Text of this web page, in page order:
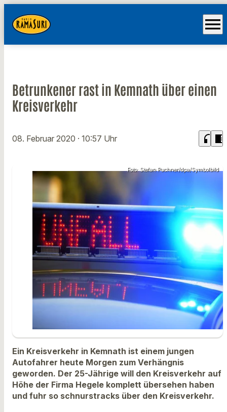
menu
Betrunkener rast in Kemnath über einen
Kreisverkehr
08. Februar 2020 · 10:57 Uhr headphones chrome_reader_mode
Foto: Stefan Puchner/dpa/Symbolbild
Ein Kreisverkehr in Kemnath ist einem jungen
Autofahrer heute Morgen zum Verhängnis
geworden. Der 25-Jährige will den Kreisverkehr auf
Höhe der Firma Hegele komplett übersehen haben
und fuhr so schnurstracks über den Kreisverkehr.